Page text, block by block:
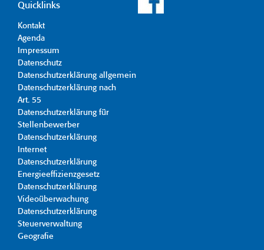
Quicklinks
Kontakt
Agenda
Impressum
Datenschutz
Datenschutzerklärung allgemein
Datenschutzerklärung nach
Art. 55
Datenschutzerklärung für
Stellenbewerber
Datenschutzerklärung
Internet
Datenschutzerklärung
Energieeffizienzgesetz
Datenschutzerklärung
Videoüberwachung
Datenschutzerklärung
Steuerverwaltung
Geografie